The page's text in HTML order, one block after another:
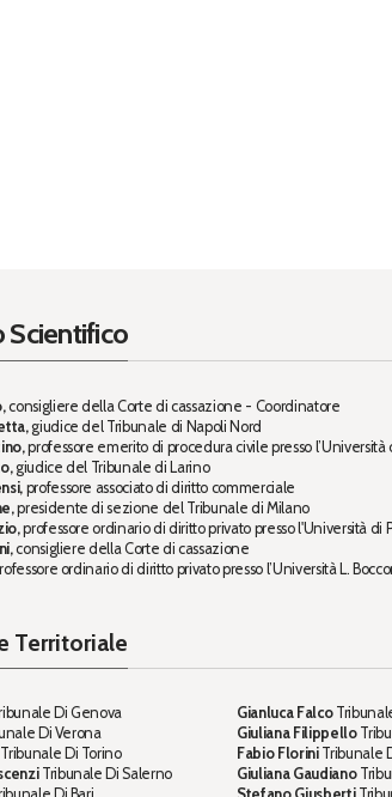
Scientifico
consigliere della Corte di cassazione - Coordinatore
giudice del Tribunale di Napoli Nord
professore emerito di procedura civile presso l’Università
giudice del Tribunale di Larino
professore associato di diritto commerciale
presidente di sezione del Tribunale di Milano
professore ordinario di diritto privato presso l'Università di
consigliere della Corte di cassazione
ordinario di diritto privato presso l’Università L.
Territoriale
Di Genova
Di Verona
Tribunale Di Torino
Tribunale Di Salerno
Gianluca Falco
Giuliana Filippello
Fabio FloriniTribunale
Giuliana Gaudiano